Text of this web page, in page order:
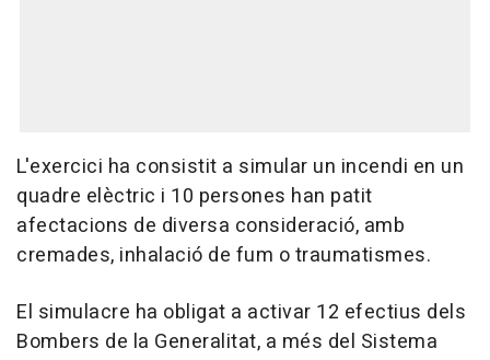
L'exercici ha consistit a simular un incendi en un
quadre elèctric i 10 persones han patit
afectacions de diversa consideració, amb
cremades, inhalació de fum o traumatismes.
El simulacre ha obligat a activar 12 efectius dels
Bombers de la Generalitat, a més del Sistema